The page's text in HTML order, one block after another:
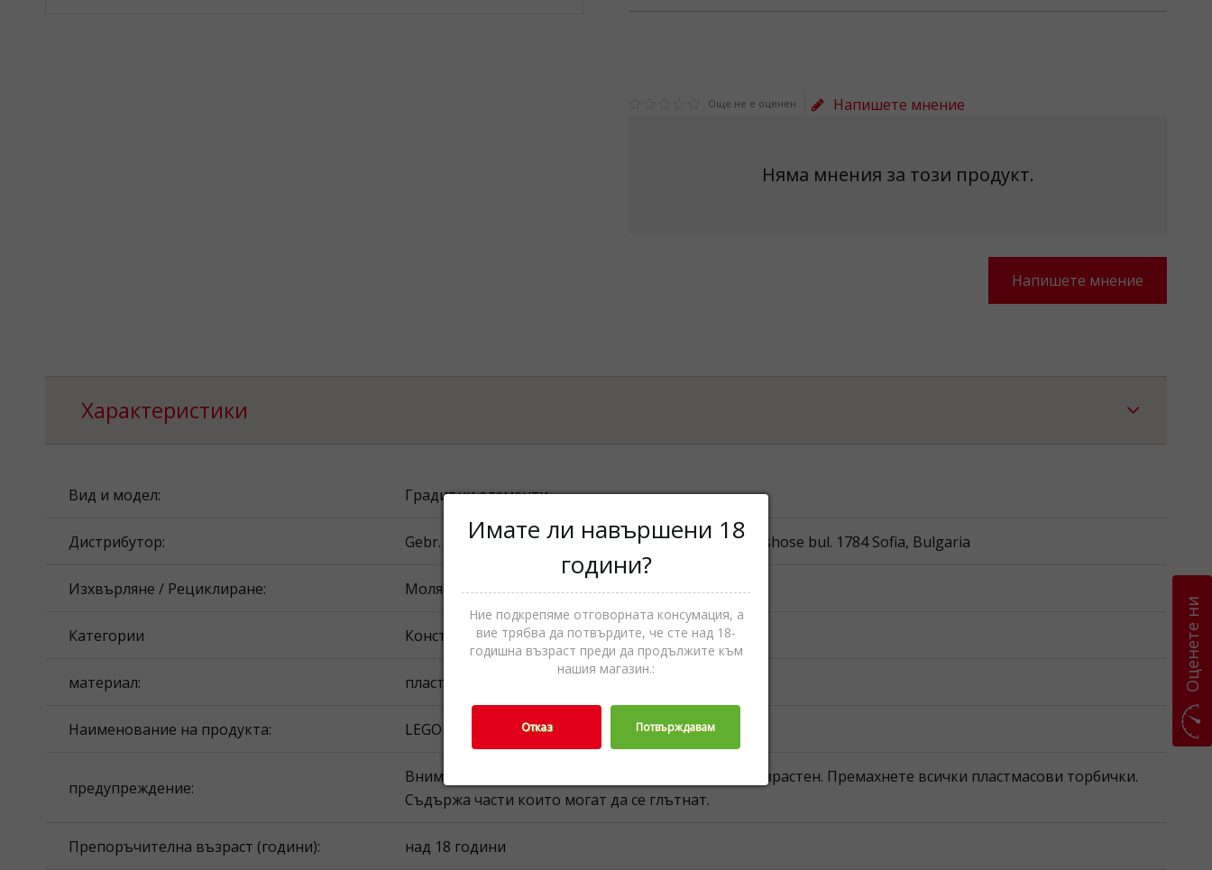
Още не е оценен Напишете мнение
Няма мнения за този продукт.
Напишете мнение
Характеристики
Вид и модел: Градивни елементи
Дистрибутор: Gebr. Heinemann Bulgaria OOD 141 B, Tsarigradsko shose bul. 1784 Sofia, Bulgaria
Изхвърляне / Рециклиране: Моля, вижте опаковката.
Категории Конструктори,Играчки
материал: пластмаса
Наименование на продукта: LEGO Botanicals Унисекс
предупреждение:
Внимание! Само за използване под надзора на възрастен. Премахнете всички пластмасови торбички.
Съдържа части които могат да се глътнат.
Препоръчителна възраст (години): над 18 години
Оценете ни
Имате ли навършени 18
години?
Ние подкрепяме отговорната консумация, а
вие трябва да потвърдите, че сте над 18-
годишна възраст преди да продължите към
нашия магазин.:
Отказ Потвърждавам